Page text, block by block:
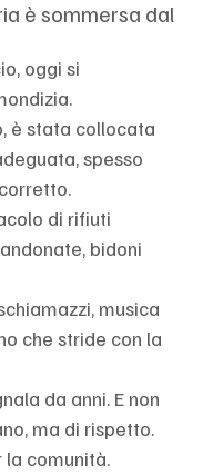
è sommersa dal
oggi si
è stata collocata
spesso
di rifiuti
bidoni
musica
che stride con la
da anni. E non
ma di rispetto.
la comunità.